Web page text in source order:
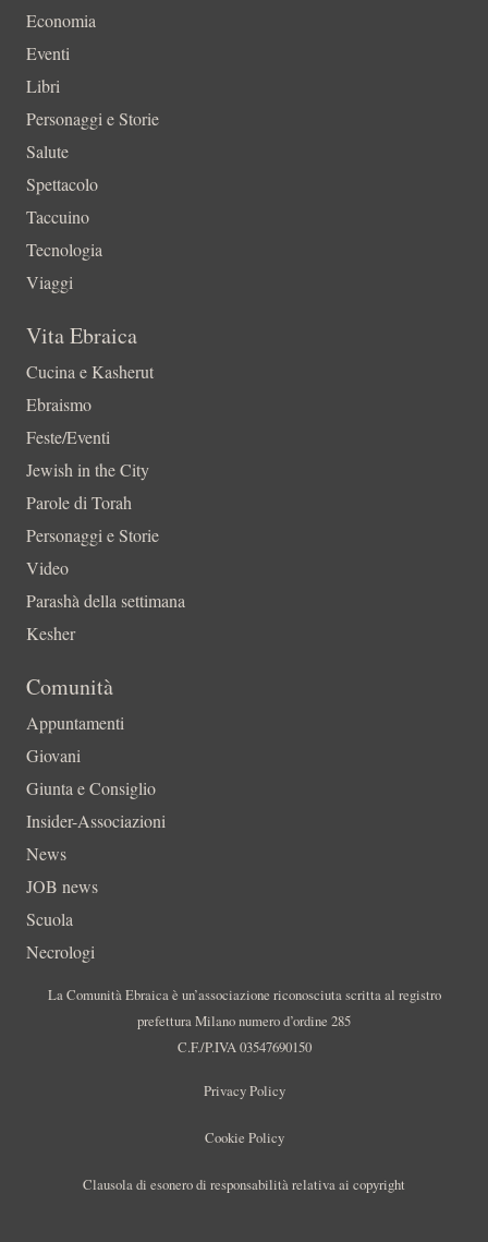
Economia
Eventi
Libri
Personaggi e Storie
Salute
Spettacolo
Taccuino
Tecnologia
Viaggi
Vita Ebraica
Cucina e Kasherut
Ebraismo
Feste/Eventi
Jewish in the City
Parole di Torah
Personaggi e Storie
Video
Parashà della settimana
Kesher
Comunità
Appuntamenti
Giovani
Giunta e Consiglio
Insider-Associazioni
News
JOB news
Scuola
Necrologi
La Comunità Ebraica è un’associazione riconosciuta scritta al registro
prefettura Milano numero d’ordine 285
C.F./P.IVA 03547690150
Privacy Policy
Cookie Policy
Clausola di esonero di responsabilità relativa ai copyright